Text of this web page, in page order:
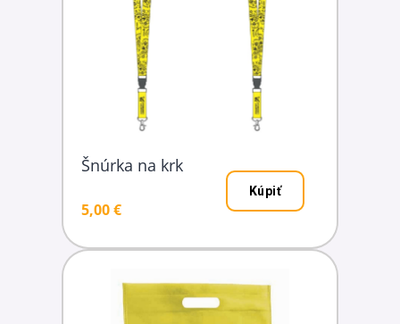
Šnúrka na krk
5,00 €
Kúpiť